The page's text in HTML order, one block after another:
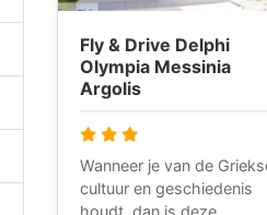
Fly & Drive Delphi
Olympia Messinia
Argolis
Wanneer je van de
cultuur en geschiedenis